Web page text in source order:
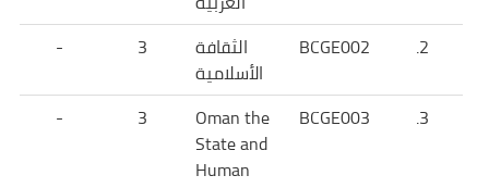
2.
BCGE002
الثقافة
الأسلامية
3
-
3.
BCGE003
Oman the
State and
Human
3
-